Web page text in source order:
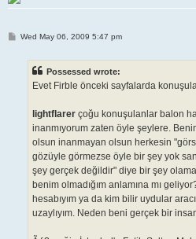
PWed May 06, 2009 5:47 pm
Possessed wrote:
Evet Firble önceki sayfalarda
lightflarer çoğu konuşulanlar balon
inanmıyorum zaten öyle şeylere.
olsun inanmayan olsun herkesin
gözüyle görmezse öyle bir şey yok
şey gerçek değildir" diye bir şey
benim olmadığım anlamına mı
hesabıyım ya da kim bilir uydular
uzaylıyım. Neden beni gerçek bir